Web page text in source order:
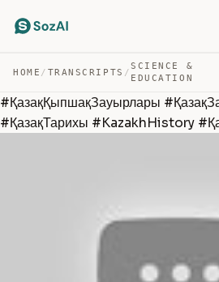
HOME / TRANSCRIPTS /
SCIENCE &
EDUCATION
#ҚазақҚыпшақЗауырлары
#ҚазақТарихы #KazakhHistory